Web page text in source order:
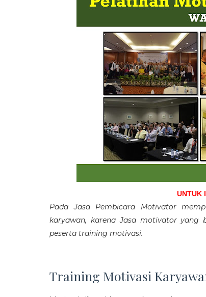
UNTUK
Pada Jasa Pembicara Motivator
karyawan, karena Jasa motivator yang
peserta training motivasi.
Training Motivasi